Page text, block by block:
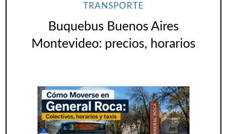
TRANSPORTE
Buquebus Buenos Aires
Montevideo: precios, horarios